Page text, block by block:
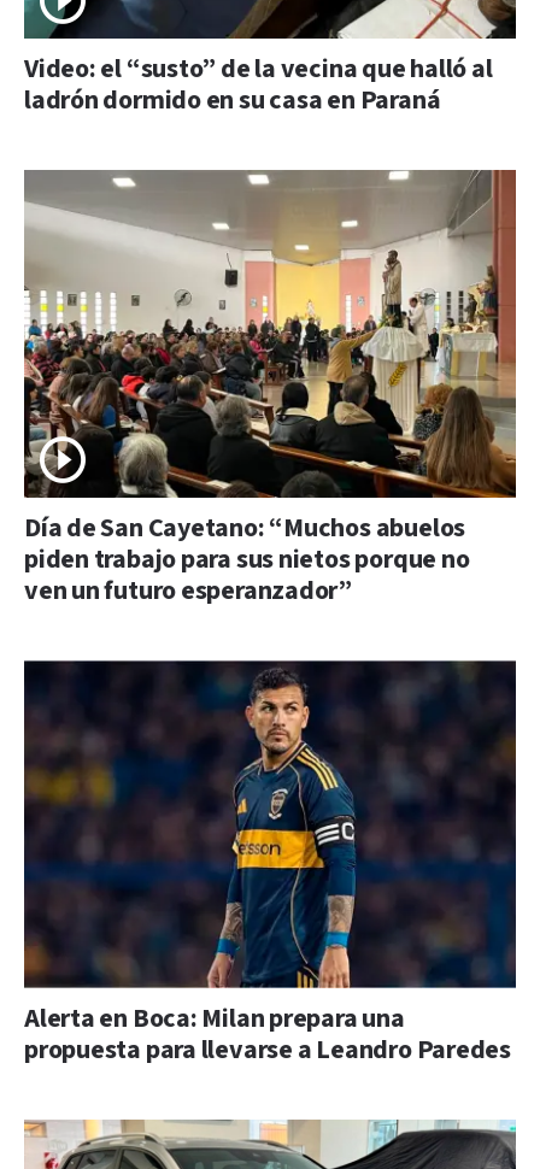
Video: el “susto” de la vecina que halló al
ladrón dormido en su casa en Paraná
Día de San Cayetano: “Muchos abuelos
piden trabajo para sus nietos porque no
ven un futuro esperanzador”
Alerta en Boca: Milan prepara una
propuesta para llevarse a Leandro Paredes